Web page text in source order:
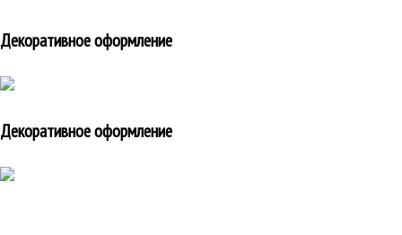
Декоративное оформление
Декоративное оформление